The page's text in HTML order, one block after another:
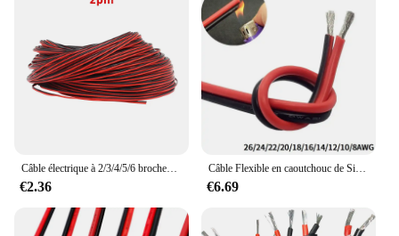
Câble électrique à 2/3/4/5/6 broches pour WS2812 WS2811 RGB, ruban LED 2835 5050, 5m, 10m, 22awg, fil électrique en cuivre étamé
€2.36
Câble Flexible en caoutchouc de Silicone, fil de cuivre 1/10M, 2 broches, 8 10 14 16 18 20 22 24 26 AWG, connecteur de lampe LED, bricolage, noir et rouge
€6.69